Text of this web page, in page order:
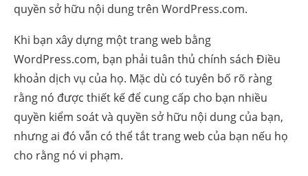
quyền sở hữu nội dung trên WordPress.com.
Khi bạn xây dựng một trang web bằng
WordPress.com, bạn phải tuân thủ chính sách Điều
khoản dịch vụ của họ. Mặc dù có tuyên bố rõ ràng
rằng nó được thiết kế để cung cấp cho bạn nhiều
quyền kiểm soát và quyền sở hữu nội dung của bạn,
nhưng ai đó vẫn có thể tắt trang web của bạn nếu họ
cho rằng nó vi phạm.